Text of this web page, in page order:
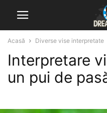
Acasă Diverse vise interpretate
Interpretare
un pui de